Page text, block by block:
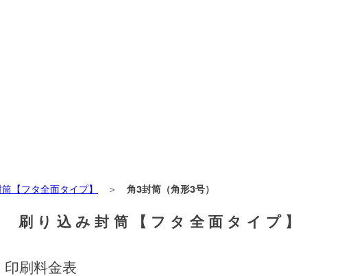
【フタ全面タイプ】 ＞ 角3封筒（角形3号）
刷り込み封筒【フタ全面タイプ】
印刷料金表